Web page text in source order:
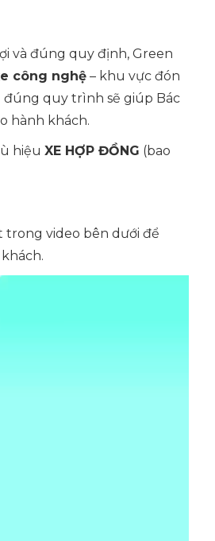
và đúng quy định, Green
công nghệ – khu vực đón
đúng quy trình sẽ giúp Bác
hành khách.
hiệu XE HỢP ĐỒNG (bao
trong video bên dưới để